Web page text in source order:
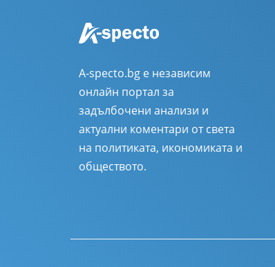
A-specto.bg е независим
онлайн портал за
задълбочени анализи и
актуални коментари от света
на политиката, икономиката и
обществото.